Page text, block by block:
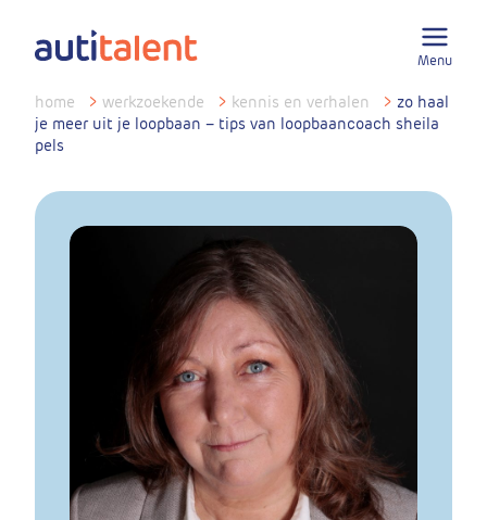
Menu
home > werkzoekende > kennis en verhalen > zo haal
je meer uit je loopbaan – tips van loopbaancoach sheila
pels